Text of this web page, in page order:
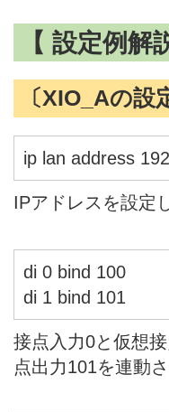
【 設定例解
〔XIO_Aの設
ip lan address
IPアドレスを設定
di 0 bind 100
di 1 bind 101
接点入力0と仮想
点出力101を連動さ